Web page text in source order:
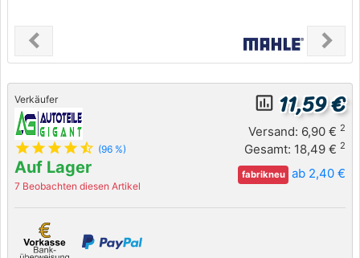
chevron_leftPrevious chevron_right
Next
Verkäufer
star star star star star_half (96 %)
Auf Lager
7 Beobachten diesen Artikel
insert_chart_outlined 11,59 €
Versand: 6,90 € 2
Gesamt: 18,49 € 2
fabrikneu ab 2,40 €